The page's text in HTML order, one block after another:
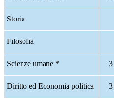
Storia
Filosofia
Scienze umane * 3
Diritto ed Economia politica 3